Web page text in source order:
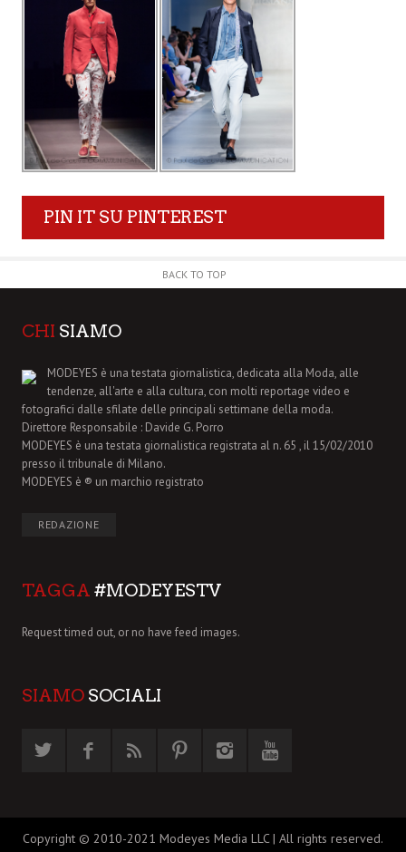
PIN IT SU PINTEREST
BACK TO TOP
CHI SIAMO
MODEYES è una testata giornalistica, dedicata alla Moda, alle
tendenze, all'arte e alla cultura, con molti reportage video e
fotografici dalle sfilate delle principali settimane della moda.
Direttore Responsabile : Davide G. Porro
MODEYES è una testata giornalistica registrata al n. 65 , il 15/02/2010
presso il tribunale di Milano.
MODEYES è ® un marchio registrato
REDAZIONE
TAGGA #MODEYESTV
Request timed out, or no have feed images.
SIAMO SOCIALI
Copyright © 2010-2021 Modeyes Media LLC | All rights reserved.